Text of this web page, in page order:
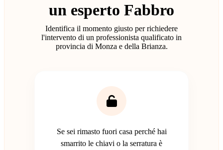
un esperto Fabbro
Identifica il momento giusto per richiedere
l'intervento di un professionista qualificato in
provincia di Monza e della Brianza.
Se sei rimasto fuori casa perché hai
smarrito le chiavi o la serratura è